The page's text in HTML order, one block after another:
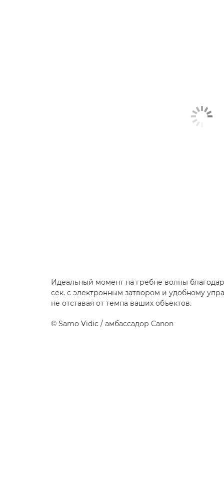
Идеальный момент на гребне волны
сек. с электронным затвором и удобному
не отставая от темпа ваших объектов.
© Samo Vidic / амбассадор Canon